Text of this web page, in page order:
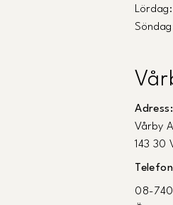
Adress:
Vårby
143 30
08-